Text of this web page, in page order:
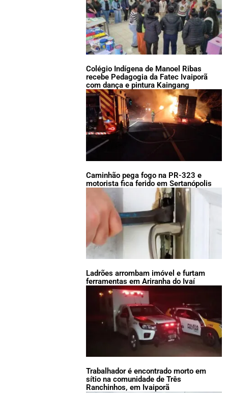
Colégio Indígena de Manoel Ribas
recebe Pedagogia da Fatec Ivaiporã
com dança e pintura Kaingang
Caminhão pega fogo na PR-323 e
motorista fica ferido em Sertanópolis
Ladrões arrombam imóvel e furtam
ferramentas em Ariranha do Ivaí
Trabalhador é encontrado morto em
sítio na comunidade de Três
Ranchinhos, em Ivaiporã